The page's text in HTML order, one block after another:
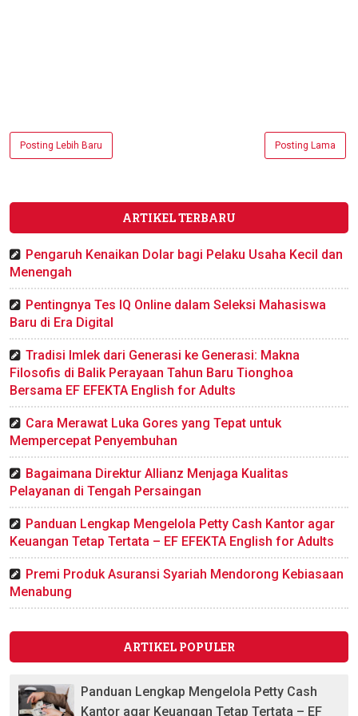
Posting Lebih Baru Posting Lama
ARTIKEL TERBARU
Pengaruh Kenaikan Dolar bagi Pelaku Usaha Kecil dan
Menengah
Pentingnya Tes IQ Online dalam Seleksi Mahasiswa
Baru di Era Digital
Tradisi Imlek dari Generasi ke Generasi: Makna
Filosofis di Balik Perayaan Tahun Baru Tionghoa
Bersama EF EFEKTA English for Adults
Cara Merawat Luka Gores yang Tepat untuk
Mempercepat Penyembuhan
Bagaimana Direktur Allianz Menjaga Kualitas
Pelayanan di Tengah Persaingan
Panduan Lengkap Mengelola Petty Cash Kantor agar
Keuangan Tetap Tertata – EF EFEKTA English for Adults
Premi Produk Asuransi Syariah Mendorong Kebiasaan
Menabung
ARTIKEL POPULER
Panduan Lengkap Mengelola Petty Cash
Kantor agar Keuangan Tetap Tertata – EF